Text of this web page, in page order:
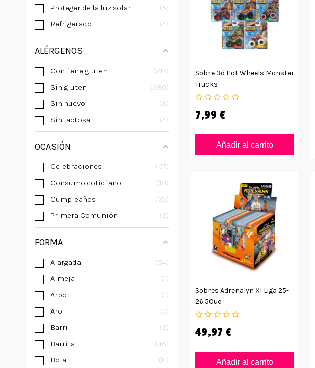
Proteger de la luz solar
5
Refrigerado
4
ALÉRGENOS
Contiene gluten
217
Sin gluten
580
Sin huevo
3
Sin lactosa
4
OCASIÓN
Celebraciones
57
Consumo cotidiano
18
Cumpleaños
25
Primera Comunión
2
FORMA
Alargada
54
Almeja
1
Árbol
1
Aro
7
Barril
2
Barrita
46
Bola
11
Sobre 3d Hot Wheels Monster
Trucks
7,99 €
Añadir al carrito
Sobres Adrenalyn Xl Liga 25-
26 50ud
49,97 €
Añadir al carrito